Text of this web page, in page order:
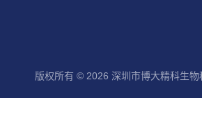
版权所有 © 2026 深圳市博大精科生